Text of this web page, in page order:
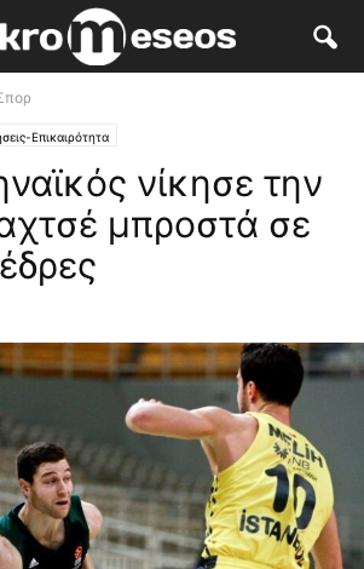
Επικαιρότητα
νίκησε την
μπροστά σε